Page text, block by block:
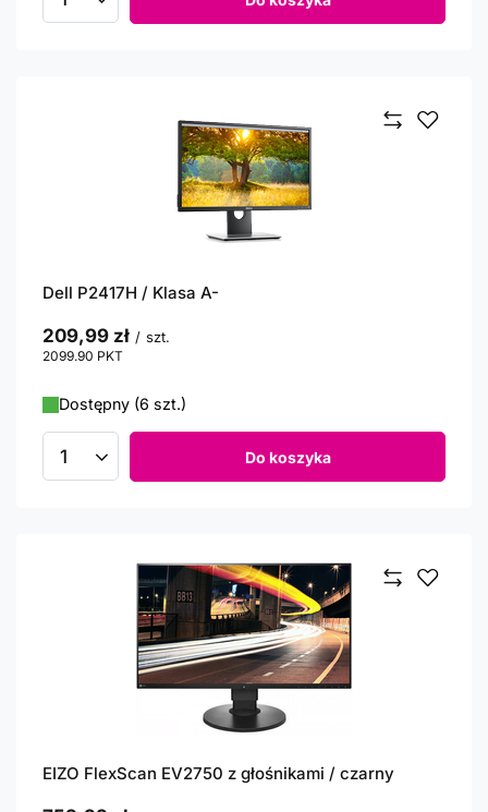
Ilość produktów
Dell P2417H / Klasa A-
209,99 zł / szt.
2099.90 PKT
Dostępny (6 szt.)
Ilość produktów Do koszyka
EIZO FlexScan EV2750 z głośnikami / czarny